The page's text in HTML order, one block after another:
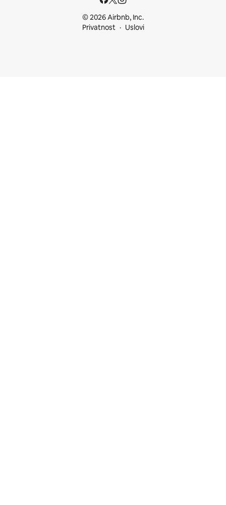
© 2026 Airbnb, Inc.
Privatnost
Uslovi